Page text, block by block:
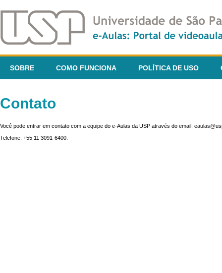
SOBRE COMO FUNCIONA POLÍTICA DE USO
Contato
Você pode entrar em contato com a equipe do e-Aulas da USP através do email:
Telefone: +55 11 3091-6400.